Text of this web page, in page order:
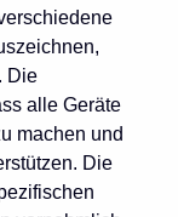
Die
alle Geräte
machen und
Die